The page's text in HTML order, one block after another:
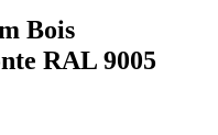
Bois
RAL 9005